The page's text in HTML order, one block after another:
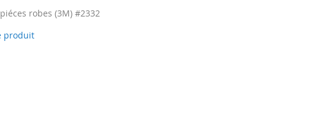
piéces robes (3M) #2332
produit